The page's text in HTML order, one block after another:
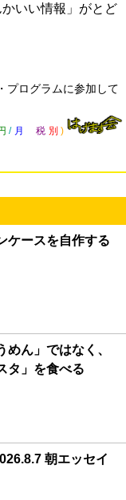
いい情報」がとど
プログラムに参加して
/ 月 税 別 )
ケースを自作する
めん」ではなく、
タ」を食べる
朝エッセイ